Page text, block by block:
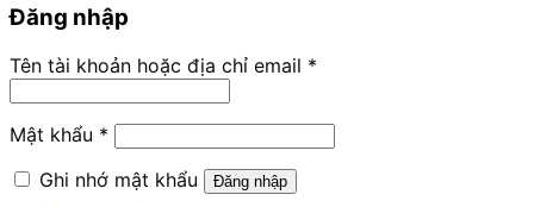
Đăng nhập
Tên tài khoản hoặc địa chỉ email *
Mật khẩu *
Ghi nhớ mật khẩu
Đăng nhập